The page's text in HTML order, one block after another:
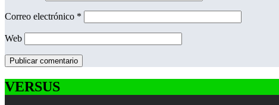
Correo electrónico *
Web
VERSUS